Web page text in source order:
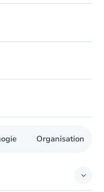
Organisation